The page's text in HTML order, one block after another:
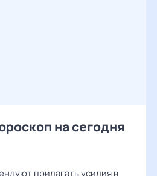
на сегодня
прилагать усилия в